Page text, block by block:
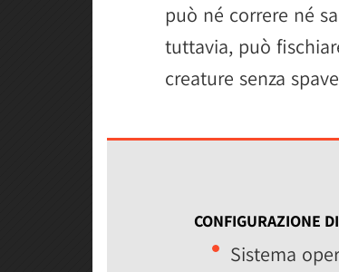
può né correre né
tuttavia, può
creature senza
CONFIGURAZIONE
Sistema